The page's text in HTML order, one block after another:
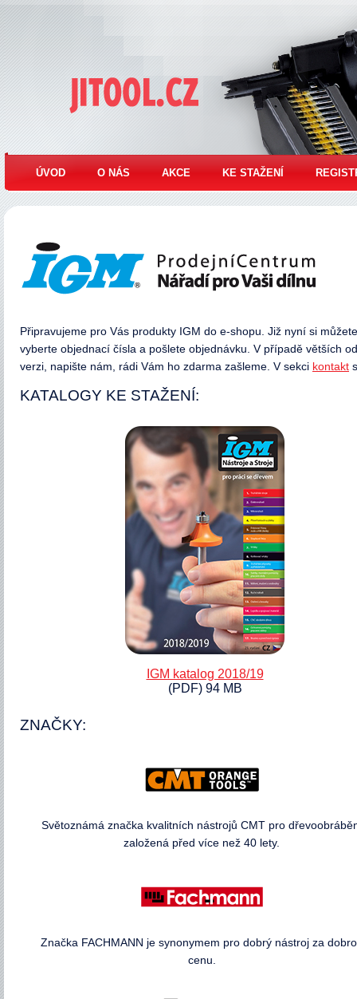
Jitool
ÚVOD O NÁS AKCE KE STAŽENÍ
Připravujeme pro Vás produkty IGM do e-shopu. Již nyní si
vyberte objednací čísla a pošlete objednávku. V případě větších
verzi, napište nám, rádi Vám ho zdarma zašleme. V sekci kontakt
KATALOGY KE STAŽENÍ:
IGM katalog 2018/19
(PDF) 94 MB
ZNAČKY:
Světoznámá značka kvalitních nástrojů CMT pro
založená před více než 40 lety.
Značka FACHMANN je synonymem pro dobrý nástroj za
cenu.